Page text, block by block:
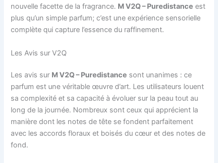
nouvelle facette de la fragrance. M V2Q – Puredistance est
plus qu’un simple parfum; c’est une expérience sensorielle
complète qui capture l’essence du raffinement.
Les Avis sur V2Q
Les avis sur M V2Q – Puredistance sont unanimes : ce
parfum est une véritable œuvre d’art. Les utilisateurs louent
sa complexité et sa capacité à évoluer sur la peau tout au
long de la journée. Nombreux sont ceux qui apprécient la
manière dont les notes de tête se fondent parfaitement
avec les accords floraux et boisés du cœur et des notes de
fond.